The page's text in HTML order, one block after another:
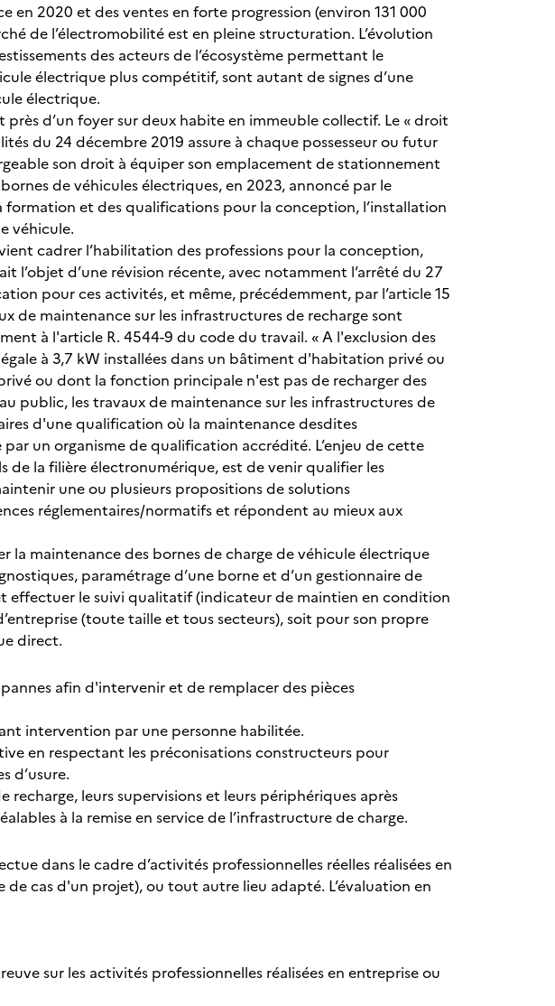
en 2020 et des ventes en forte progression (environ 131 000
de l’électromobilité est en pleine structuration. L’évolution
des acteurs de l’écosystème permettant le
électrique plus compétitif, sont autant de signes d’une
électrique.
d’un foyer sur deux habite en immeuble collectif. Le « droit
du 24 décembre 2019 assure à chaque possesseur ou futur
son droit à équiper son emplacement de stationnement
de véhicules électriques, en 2023, annoncé par le
et des qualifications pour la conception, l’installation
véhicule.
cadrer l’habilitation des professions pour la conception,
l’objet d’une révision récente, avec notamment l’arrêté du 27
pour ces activités, et même, précédemment, par l’article 15
de maintenance sur les infrastructures de recharge sont
à l'article R. 4544-9 du code du travail. « A l'exclusion des
à 3,7 kW installées dans un bâtiment d'habitation privé ou
ou dont la fonction principale n'est pas de recharger des
public, les travaux de maintenance sur les infrastructures de
d'une qualification où la maintenance desdites
un organisme de qualification accrédité. L’enjeu de cette
la filière électronumérique, est de venir qualifier les
une ou plusieurs propositions de solutions
réglementaires/normatifs et répondent au mieux aux
la maintenance des bornes de charge de véhicule électrique
paramétrage d’une borne et d’un gestionnaire de
effectuer le suivi qualitatif (indicateur de maintien en condition
(toute taille et tous secteurs), soit pour son propre
direct.
afin d'intervenir et de remplacer des pièces
intervention par une personne habilitée.
en respectant les préconisations constructeurs pour
d’usure.
leurs supervisions et leurs périphériques après
à la remise en service de l’infrastructure de charge.
dans le cadre d’activités professionnelles réelles réalisées en
cas d'un projet), ou tout autre lieu adapté. L’évaluation en
sur les activités professionnelles réalisées en entreprise ou